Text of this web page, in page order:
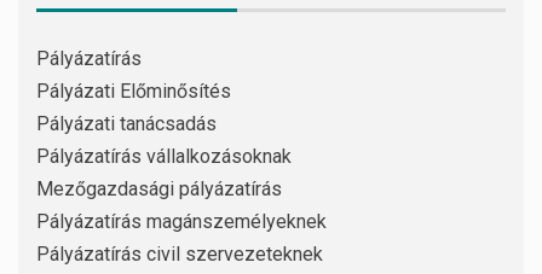
Pályázatírás
Pályázati Előminősítés
Pályázati tanácsadás
Pályázatírás vállalkozásoknak
Mezőgazdasági pályázatírás
Pályázatírás magánszemélyeknek
Pályázatírás civil szervezeteknek